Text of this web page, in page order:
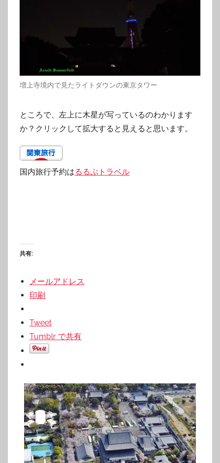
増上寺境内で見たライトダウンの東京タワー
ところで、左上に木星が写っているのわかります
か？クリックして拡大すると見えると思います。
国内旅行予約はるるぶトラベル
共有:
メールアドレス
印刷
Tweet
Tumblr で共有